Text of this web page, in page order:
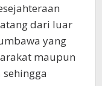
dari luar
yang
maupun